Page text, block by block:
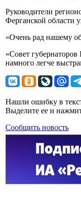
Руководители
Ферганской области
«Очень рад нашему
«Совет
намного легче
Нашли ошибку в
Выделите ее и
Сообщить новость